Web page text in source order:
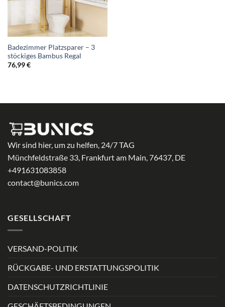
Badezimmer Platzsparer – 3
stöckiges Bambus Regal
76,99€
Wir sind hier, um zu helfen, 24/7 TAG
Münchfeldstraße 33, Frankfurt am Main, 76437, DE
+491631083858
contact@bunics.com
GESELLSCHAFT
VERSAND-POLITIK
RÜCKGABE- UND ERSTATTUNGSPOLITIK
DATENSCHUTZRICHTLINIE